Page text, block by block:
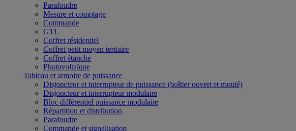
Parafoudre
Mesure et comptage
Commande
GTL
Coffret résidentiel
Coffret petit moyen tertiaire
Coffret étanche
Photovoltaïque
Tableau et armoire de puissance
Disjoncteur et interrupteur de puissance (boîtier ouvert et moulé)
Disjoncteur et interrupteur modulaire
Bloc différentiel puissance modulaire
Répartition et distribution
Parafoudre
Commande et signalisation